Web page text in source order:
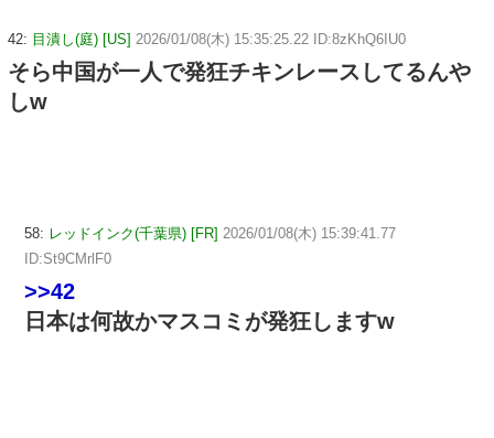
42: 目潰し(庭) [US] 2026/01/08(木) 15:35:25.22 ID:8zKhQ6IU0
そら中国が一人で発狂チキンレースしてるんや
しw
58: レッドインク(千葉県) [FR] 2026/01/08(木) 15:39:41.77
ID:St9CMrlF0
>>42
日本は何故かマスコミが発狂しますw